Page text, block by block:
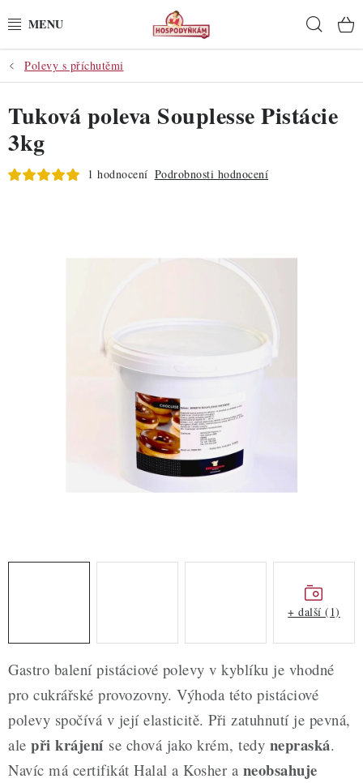
na
POTŘEBY
POMŮCKY
SUROVINY
TÉMATICKÉ PRODUKTY
Hodnocení obchodu
Blog
Moje objednávka
Podmínky ochrany osobních údajů
Polevy s příchutěmi
Gastro balení pistáciové polevy v kyblíku je vhodné
pro cukrářské provozovny. Výhoda této pistáciové
polevy spočívá v její elasticitě. Při zatuhnutí je pevná,
ale při krájeníse chová jako krém, tedy nepraská.
Navíc má certifikát Halal a Kosher a neobsahuje
Tuková poleva Souplesse Pistácie
3kg
1 hodnocení Podrobnosti hodnocení
+ další (1)